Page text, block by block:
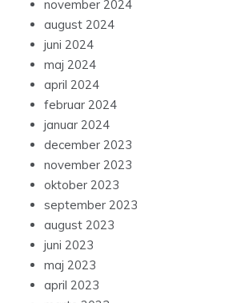
november 2024
august 2024
juni 2024
maj 2024
april 2024
februar 2024
januar 2024
december 2023
november 2023
oktober 2023
september 2023
august 2023
juni 2023
maj 2023
april 2023